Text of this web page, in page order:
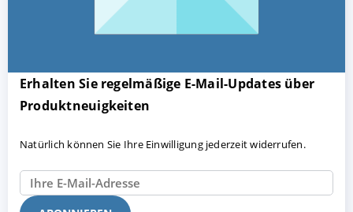
Erhalten Sie regelmäßige E-Mail-Updates über
Produktneuigkeiten
Natürlich können Sie Ihre Einwilligung jederzeit widerrufen.
AKZEPTIEREN KONFIGURIEREN